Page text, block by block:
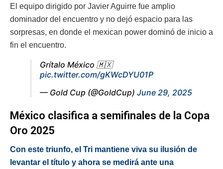
El equipo dirigido por Javier Aguirre fue amplio
dominador del encuentro y no dejó espacio para las
sorpresas, en donde el mexican power dominó de inicio a
fin el encuentro.
Grítalo México 🇲🇽
pic.twitter.com/gKWcDYU01P
— Gold Cup (@GoldCup) June 29, 2025
México clasifica a semifinales de la Copa
Oro 2025
Con este triunfo, el Tri mantiene viva su ilusión de
levantar el título y ahora se medirá ante una